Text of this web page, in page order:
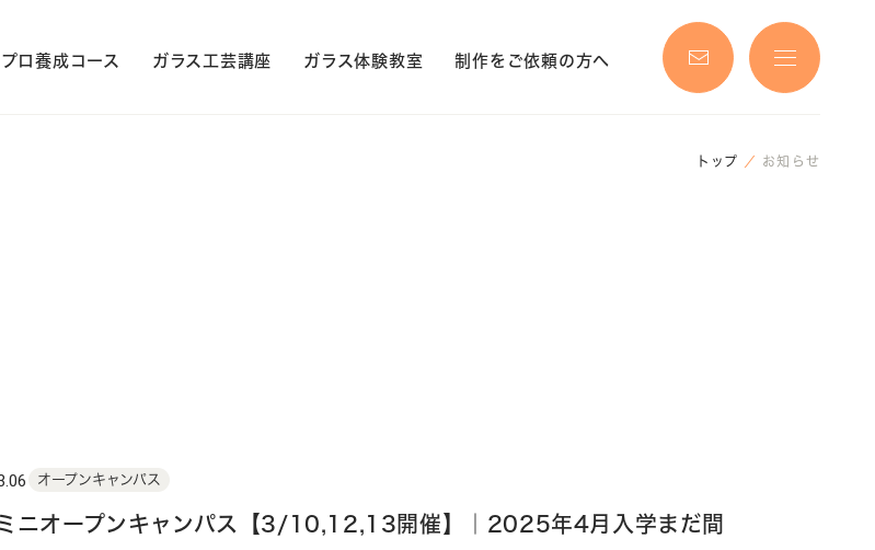
プロ養成コース ガラス工芸講座 ガラス体験教室 制作をご依頼の方へ
トップ お知らせ
オープンキャンパス
ニオープンキャンパス【3/10,12,13開催】｜2025年4月入学まだ間